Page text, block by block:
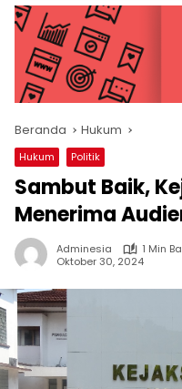
Beranda Hukum
Hukum Politik
Sambut Baik,
Menerima
Adminesia
1 Min
Oktober 30, 2024